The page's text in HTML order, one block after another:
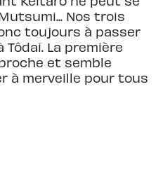
Nos trois
toujours à passer
Tôdai. La première
et semble
à merveille pour tous